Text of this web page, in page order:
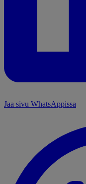
Jaa sivu WhatsAppissa